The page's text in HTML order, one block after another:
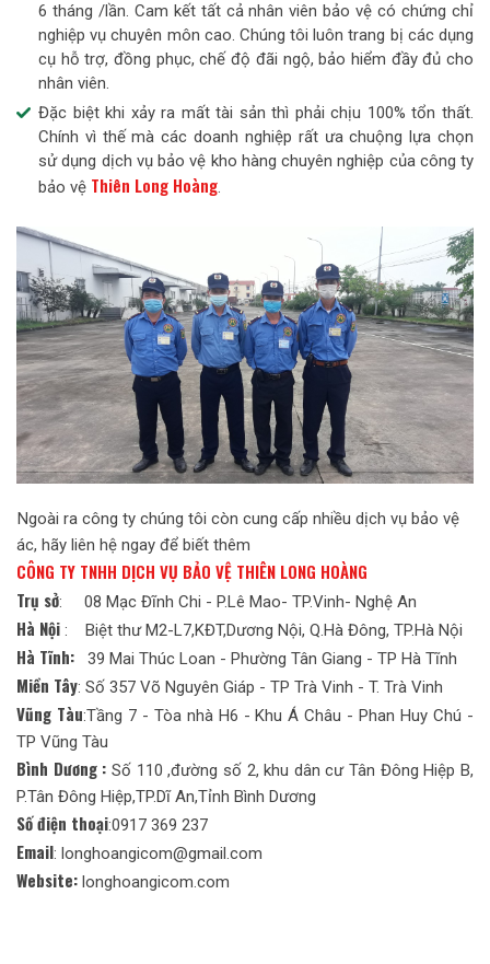
6 tháng /lần. Cam kết tất cả nhân viên bảo vệ có chứng chỉ
nghiệp vụ chuyên môn cao. Chúng tôi luôn trang bị các dụng
cụ hỗ trợ, đồng phục, chế độ đãi ngộ, bảo hiểm đầy đủ cho
nhân viên.
Đặc biệt khi xảy ra mất tài sản thì phải chịu 100% tổn thất.
Chính vì thế mà các doanh nghiệp rất ưa chuộng lựa chọn
sử dụng dịch vụ bảo vệ kho hàng chuyên nghiệp của công ty
bảo vệ Thiên Long Hoàng.
Ngoài ra công ty chúng tôi còn cung cấp nhiều dịch vụ bảo vệ
khác, hãy liên hệ ngay để biết thêm
CÔNG TY TNHH DỊCH VỤ BẢO VỆ THIÊN LONG HOÀNG
Trụ sở: 08 Mạc Đĩnh Chi - P.Lê Mao- TP.Vinh- Nghệ An
Hà Nội : Biệt thư M2-L7,KĐT,Dương Nội, Q.Hà Đông, TP.Hà Nội
Hà Tĩnh: 39 Mai Thúc Loan - Phường Tân Giang - TP Hà Tĩnh
Miền Tây: Số 357 Võ Nguyên Giáp - TP Trà Vinh - T. Trà Vinh
Vũng Tàu:Tầng 7 - Tòa nhà H6 - Khu Á Châu - Phan Huy Chú -
TP Vũng Tàu
Bình Dương : Số 110 ,đường số 2, khu dân cư Tân Đông Hiệp B,
P.Tân Đông Hiệp,TP.Dĩ An,Tỉnh Bình Dương
Số điện thoại:0917 369 237
Email: longhoangicom@gmail.com
Website: longhoangicom.com